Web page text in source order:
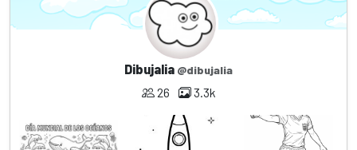
Dibujalia @dibujalia
26 3.3k